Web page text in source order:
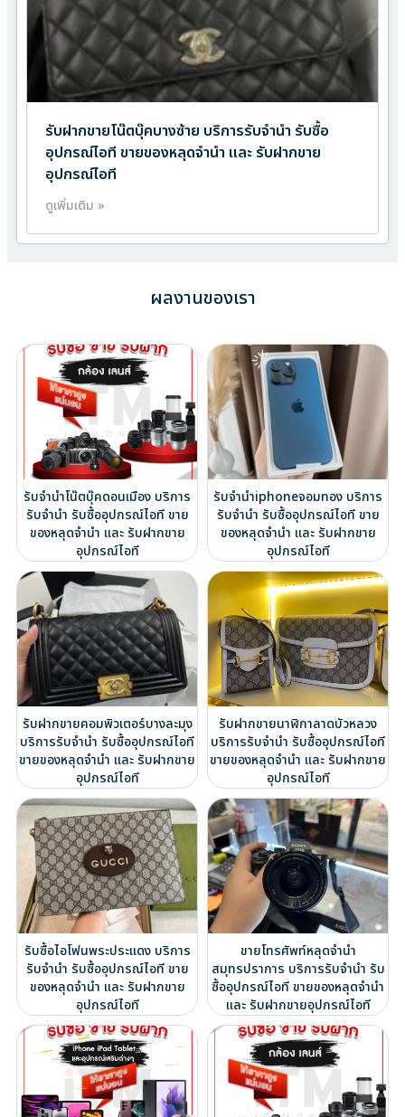
รับฝากขายโน๊ตบุ๊คบางซ้าย บริการรับจำนำ รับซื้อ
อุปกรณ์ไอที ขายของหลุดจำนำ และ รับฝากขาย
อุปกรณ์ไอที
ดูเพิ่มเติม »
ผลงานของเรา
รับจำนำโน๊ตบุ๊คดอนเมือง บริการ
รับจำนำ รับซื้ออุปกรณ์ไอที ขาย
ของหลุดจำนำ และ รับฝากขาย
อุปกรณ์ไอที
รับจำนำiphoneจอมทอง บริการ
รับจำนำ รับซื้ออุปกรณ์ไอที ขาย
ของหลุดจำนำ และ รับฝากขาย
อุปกรณ์ไอที
รับฝากขายคอมพิวเตอร์บางละมุง
บริการรับจำนำ รับซื้ออุปกรณ์ไอที
ขายของหลุดจำนำ และ รับฝากขาย
อุปกรณ์ไอที
รับฝากขายนาฬิกาลาดบัวหลวง
บริการรับจำนำ รับซื้ออุปกรณ์ไอที
ขายของหลุดจำนำ และ รับฝากขาย
อุปกรณ์ไอที
รับซื้อไอโฟนพระประแดง บริการ
รับจำนำ รับซื้ออุปกรณ์ไอที ขาย
ของหลุดจำนำ และ รับฝากขาย
อุปกรณ์ไอที
ขายโทรศัพท์หลุดจำนำ
สมุทรปราการ บริการรับจำนำ รับ
ซื้ออุปกรณ์ไอที ขายของหลุดจำนำ
และ รับฝากขายอุปกรณ์ไอที